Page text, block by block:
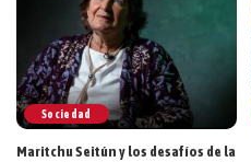
Sociedad
Maritchu Seitún y los desafíos de la